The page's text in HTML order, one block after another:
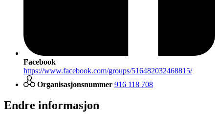
Facebook
https://www.facebook.com/groups/516482032468815/
Organisasjonsnummer 916 118 708
Endre informasjon